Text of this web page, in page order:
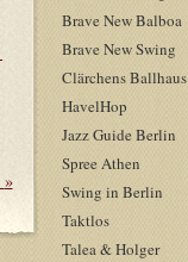
»
Brave New Balboa
Brave New Swing
Clärchens Ballhaus
HavelHop
Jazz Guide Berlin
Spree Athen
Swing in Berlin
Taktlos
Talea & Holger